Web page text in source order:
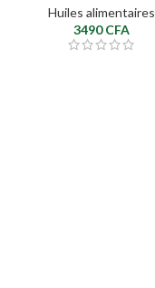
Huiles alimentaires
3490CFA